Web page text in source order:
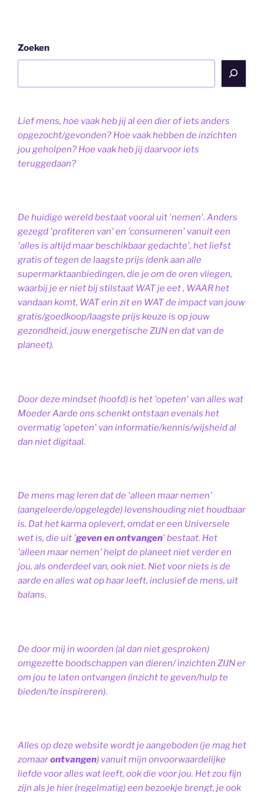
Zoeken
Lief mens, hoe vaak heb jij al een dier of iets anders
opgezocht/gevonden? Hoe vaak hebben de inzichten
jou geholpen? Hoe vaak heb jij daarvoor iets
teruggedaan?
De huidige wereld bestaat vooral uit 'nemen'. Anders
gezegd 'profiteren van' en 'consumeren' vanuit een
'alles is altijd maar beschikbaar gedachte', het liefst
gratis of tegen de laagste prijs (denk aan alle
supermarktaanbiedingen, die je om de oren vliegen,
waarbij je er niet bij stilstaat WAT je eet , WAAR het
vandaan komt, WAT erin zit en WAT de impact van jouw
gratis/goedkoop/laagste prijs keuze is op jouw
gezondheid, jouw energetische ZIJN en dat van de
planeet).
Door deze mindset (hoofd) is het 'opeten' van alles wat
Moeder Aarde ons schenkt ontstaan evenals het
overmatig 'opeten' van informatie/kennis/wijsheid al
dan niet digitaal.
De mens mag leren dat de 'alleen maar nemen'
(aangeleerde/opgelegde) levenshouding niet houdbaar
is. Dat het karma oplevert, omdat er een Universele
wet is, die uit 'geven en ontvangen' bestaat. Het
'alleen maar nemen' helpt de planeet niet verder en
jou, als onderdeel van, ook niet. Niet voor niets is de
aarde en alles wat op haar leeft, inclusief de mens, uit
balans.
De door mij in woorden (al dan niet gesproken)
omgezette boodschappen van dieren/ inzichten ZIJN er
om jou te laten ontvangen (inzicht te geven/hulp te
bieden/te inspireren).
Alles op deze website wordt je aangeboden (je mag het
zomaarontvangen) vanuit mijn onvoorwaardelijke
liefde voor alles wat leeft, ook die voor jou. Het zou fijn
zijn als je hier (regelmatig) een bezoekje brengt, je ook